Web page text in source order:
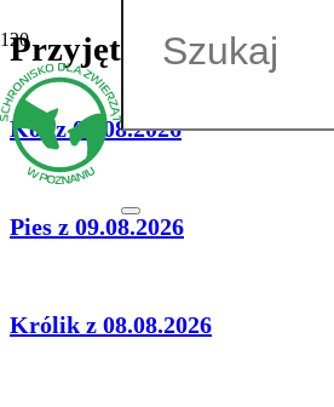
Przyjęte do schroniska
Kot z 09.08.2026
Pies z 09.08.2026
Królik z 08.08.2026